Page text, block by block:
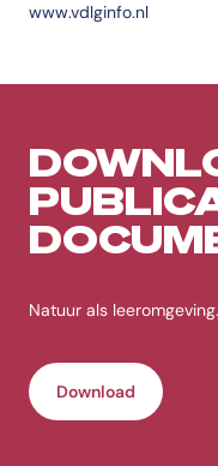
www.vdlginfo.nl
Natuur als
Download